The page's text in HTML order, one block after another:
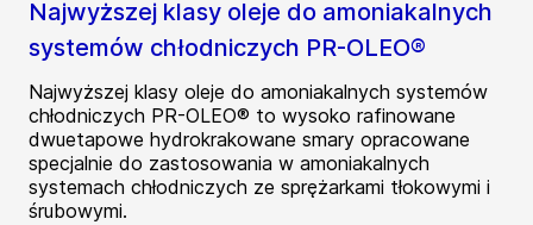
Najwyższej klasy oleje do amoniakalnych
systemów chłodniczych PR-OLEO®
Najwyższej klasy oleje do amoniakalnych systemów
chłodniczych PR-OLEO® to wysoko rafinowane
dwuetapowe hydrokrakowane smary opracowane
specjalnie do zastosowania w amoniakalnych
systemach chłodniczych ze sprężarkami tłokowymi i
śrubowymi.